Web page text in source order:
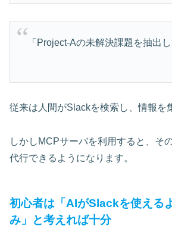
「Project-Aの未解決課題を抽出し
従来は人間がSlackを検索し、情報を
しかしMCPサーバを利用すると、そ
代行できるようになります。
初心者は「AIがSlackを使える
み」と考えれば十分